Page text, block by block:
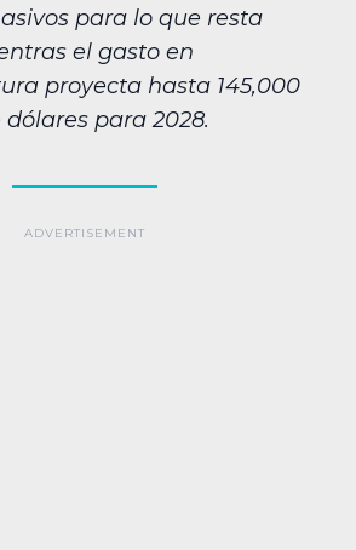
para lo que resta
el gasto en
proyecta hasta 145,000
para 2028.